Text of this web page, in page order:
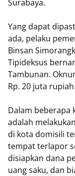
Surabaya.
Yang dapat
ada, pelaku
Binsan
Tipideksus
Tambunan.
Rp. 20 juta
Dalam beberapa
adalah
di kota domisili
tempat terlapor
disiapkan dana
uang saku, dan